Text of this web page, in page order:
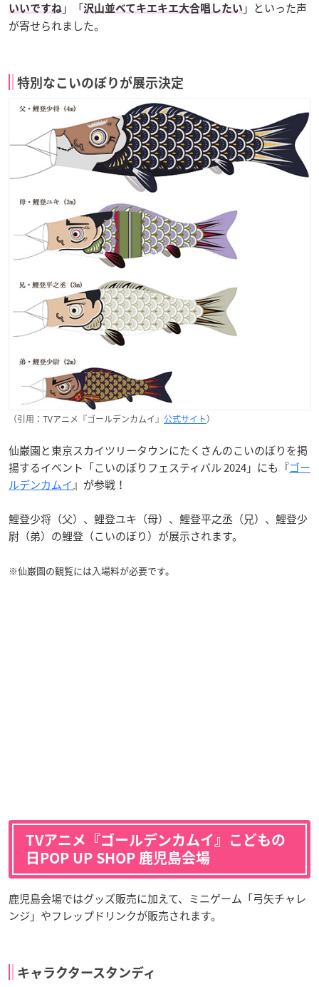
いいですね 」「沢山並べてキエキエ大合唱したい 」といった声
が寄せられました。
特別なこいのぼりが展示決定
（引用：TVアニメ『ゴールデンカムイ』 公式サイト）
仙巌園と東京スカイツリータウンにたくさんのこいのぼりを掲
揚するイベント「こいのぼりフェスティバル 2024」にも『ゴー
ルデンカムイ』が参戦！
鯉登少将（父）、鯉登ユキ（母）、鯉登平之丞（兄）、鯉登少
尉（弟）の鯉登（こいのぼり）が展示されます。
※仙巌園の観覧には入場料が必要です。
TVアニメ『ゴールデンカムイ』こどもの
日POP UP SHOP 鹿児島会場
鹿児島会場ではグッズ販売に加えて、ミニゲーム「弓矢チャレ
ンジ」やフレップドリンクが販売されます。
キャラクタースタンディ